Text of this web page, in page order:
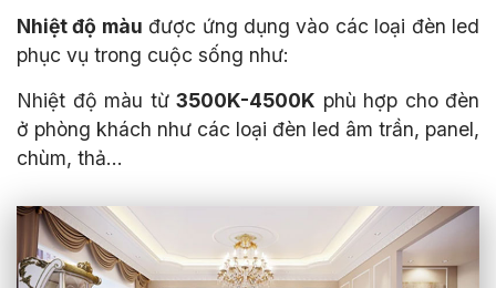
Nhiệt độ màu được ứng dụng vào các loại đèn led
phục vụ trong cuộc sống như:
Nhiệt độ màu từ 3500K-4500K phù hợp cho đèn
ở phòng khách như các loại đèn led âm trần, panel,
chùm, thả…